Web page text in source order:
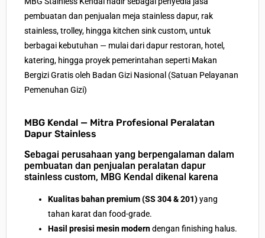
pembuatan dan penjualan meja stainless dapur, rak
stainless, trolley, hingga kitchen sink custom, untuk
berbagai kebutuhan — mulai daridapur restoran, hotel,
katering, hingga proyek pemerintahan seperti Makan
Bergizi Gratis oleh Badan Gizi Nasional (Satuan Pelayanan
Pemenuhan Gizi)
MBG Kendal — Mitra Profesional Peralatan
Dapur Stainless
Sebagai perusahaan yang berpengalaman dalam
pembuatan dan penjualan peralatan dapur
stainless custom, MBG Kendal dikenal karena
Kualitas bahan premium (SS 304 & 201)yang
tahan karat dan food-grade.
Hasil presisi mesin moderndengan finishing halus.